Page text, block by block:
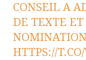
CONSEIL A
DE TEXTE ET
HTTPS://